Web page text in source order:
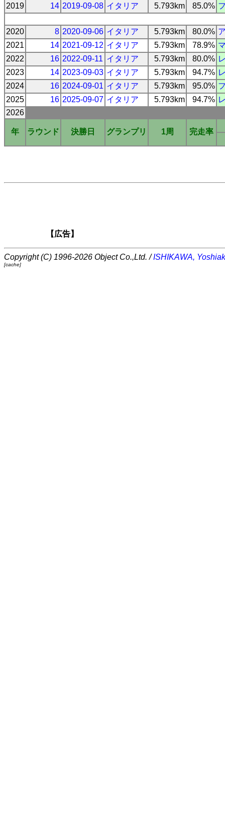
2019 14 2019-09-08 イタリア 5.793km 85.0%
2020 8 2020-09-06 イタリア 5.793km 80.0%
2021
14 2021-09-12 イタリア 5.793km 78.9%
2022
16 2022-09-11 イタリア 5.793km 80.0%
2023
14 2023-09-03 イタリア 5.793km 94.7%
2024
16 2024-09-01 イタリア 5.793km 95.0%
2025
16 2025-09-07 イタリア 5.793km 94.7%
2026
年 ラウンド 決勝日 グランプリ 1周 完走率
【広告】
Copyright (C) 1996-2026 Object Co.,Ltd. /ISHIKAWA,
[cache]